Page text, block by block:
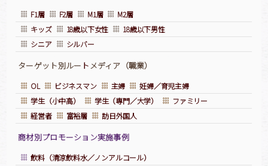
F1層 F2層 M1層
M2層
キッズ
18歳以下女性
18歳以下男性
シニア
シルバー
ターゲット別ルー トメディア（職業）
OL ビジネスマン 主婦
妊婦／育児主婦
学生（小中高）
学生（専門／大学）
ファミリー
経営者
富裕層 訪日外国人
商材別プロモーション実施事例
飲料（清涼飲料水／ノンアルコール）